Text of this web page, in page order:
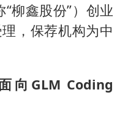
柳鑫股份”）创业
，保荐机构为中
向GLM Coding